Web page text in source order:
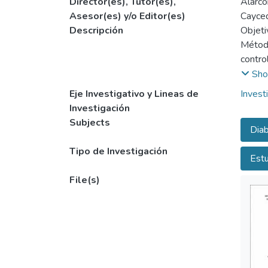
Asesor(es) y/o Editor(es)
Descripción
Eje Investigativo y Lineas de
Investigación
Subjects
Tipo de Investigación
File(s)